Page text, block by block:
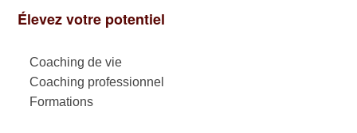
Élevez votre potentiel
Coaching de vie
Coaching professionnel
Formations